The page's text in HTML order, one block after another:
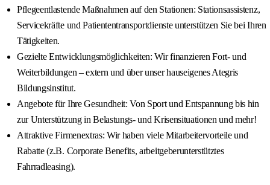
Pflegeentlastende Maßnahmen auf den Stationen: Stationsassistenz,
Servicekräfte und Patiententransportdienste unterstützen Sie bei Ihren
Tätigkeiten.
Gezielte Entwicklungsmöglichkeiten: Wir finanzieren Fort- und
Weiterbildungen – extern und über unser hauseigenes Ategris
Bildungsinstitut.
Angebote für Ihre Gesundheit: Von Sport und Entspannung bis hin
zur Unterstützung in Belastungs- und Krisensituationen und mehr!
Attraktive Firmenextras: Wir haben viele Mitarbeitervorteile und
Rabatte (z.B. Corporate Benefits, arbeitgeberunterstütztes
Fahrradleasing).